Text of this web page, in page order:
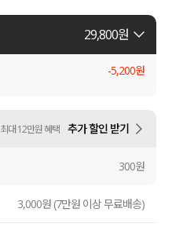
29,800원
-5,200원
최대 12만원 혜택 추가 할인 받기
300원
3,000원 (7만원 이상 무료배송)